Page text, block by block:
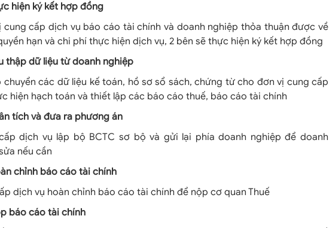
hiện ký kết hợp đồng
cung cấp dịch vụ báo cáo tài chính và doanh nghiệp thỏa thuận được về
hạn và chi phí thực hiện dịch vụ, 2 bên sẽ thực hiện ký kết hợp đồng
thập dữ liệu từ doanh nghiệp
chuyển các dữ liệu kế toán, hồ sơ sổ sách, chứng từ cho đơn vị cung cấp
hiện hạch toán và thiết lập các báo cáo thuế, báo cáo tài chính
tích và đưa ra phương án
dịch vụ lập bộ BCTC sơ bộ và gửi lại phía doanh nghiệp để doanh
nếu cần
chỉnh báo cáo tài chính
dịch vụ hoàn chỉnh báo cáo tài chính để nộp cơ quan Thuế
báo cáo tài chính